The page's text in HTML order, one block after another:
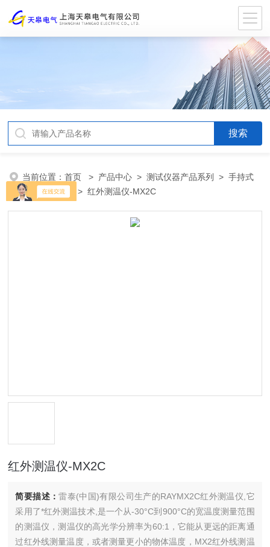
当前位置：首页 > 产品中心 >测试仪器产品系列 >手持式
红外线测温仪
> 红外测温仪-MX2C
红外测温仪-MX2C
简要描述：雷泰(中国)有限公司生产的RAYMX2C红外测温仪,它
采用了*红外测温技术,是一个从-30°C到900°C的宽温度测量范围
的测温仪，测温仪的高光学分辨率为60:1，它能从更远的距离通
过红外线测量温度，或者测量更小的物体温度，MX2红外线测温